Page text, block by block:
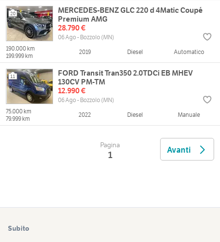
20
MERCEDES-BENZ GLC 220 d 4Matic Coupé
Premium AMG
28.790 €
06 Ago - Bozzolo (MN)
190.000 km
199.999 km
2019 Diesel Automatico
11
FORD Transit Tran350 2.0TDCi EB MHEV
130CV PM-TM
12.990 €
06 Ago - Bozzolo (MN)
75.000 km
79.999 km
2022 Diesel Manuale
Pagina
1 Avanti
Subito